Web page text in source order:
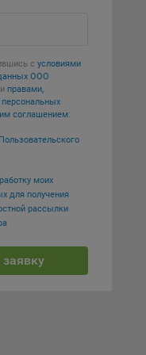
с условиями
ООО
правами,
соглашением:
Пользовательского
моих
для получения
рассылки